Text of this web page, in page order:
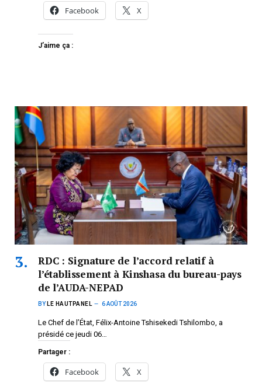
Facebook X
J’aime ça :
RDC : Signature de l’accord relatif à
l’établissement à Kinshasa du bureau-pays
de l’AUDA-NEPAD
BY LE HAUTPANEL 6 AOÛT 2026
Le Chef de l’État, Félix-Antoine Tshisekedi Tshilombo, a
présidé ce jeudi 06…
Partager :
Facebook X